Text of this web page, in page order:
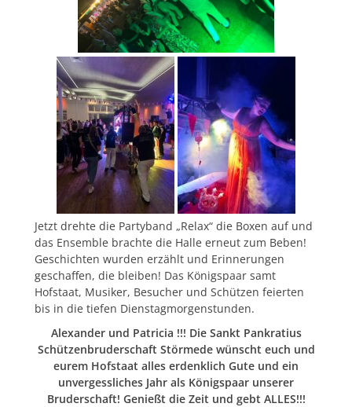
Jetzt drehte die Partyband „Relax“ die Boxen auf und
das Ensemble brachte die Halle erneut zum Beben!
Geschichten wurden erzählt und Erinnerungen
geschaffen, die bleiben! Das Königspaar samt
Hofstaat, Musiker, Besucher und Schützen feierten
bis in die tiefen Dienstagmorgenstunden.
Alexander und Patricia !!! Die Sankt Pankratius
Schützenbruderschaft Störmede wünscht euch und
eurem Hofstaat alles erdenklich Gute und ein
unvergessliches Jahr als Königspaar unserer
Bruderschaft! Genießt die Zeit und gebt ALLES!!!